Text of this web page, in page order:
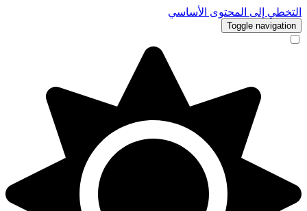
التخطي إلى المحتوى الأساسي
Toggle navigation